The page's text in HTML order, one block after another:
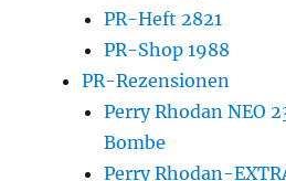
PR-Heft 2821
PR-Shop 1988
PR-Rezensionen
Perry Rhodan NEO
Bombe
Perry Rhodan-